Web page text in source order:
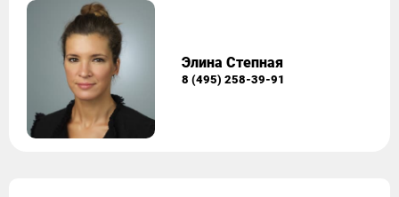
Элина Степная
8 (495) 258-39-91